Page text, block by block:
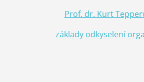
Prof. dr. Kurt
základy odkyselení